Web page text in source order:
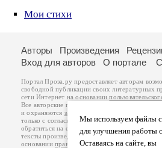
Мои стихи
Мы используем файлы
для улучшения работы
Оставаясь на сайте, вы
Авторы Произведения
Вход для авторов
О портале
Портал Проза.ру предоставляет авторам
свободной публикации своих литературных
сети Интернет на основании
Все авторские права на произведения
и охраняются законом
. Перепечатка
только с согласия его автора, к которому вы
обратиться на его авторской странице.
тексты произведений авторы несут
основанииправил публикациии